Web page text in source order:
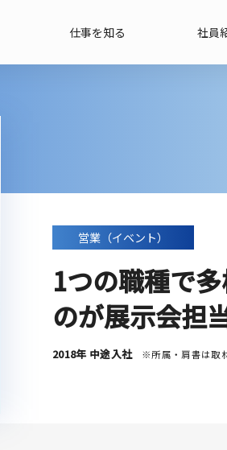
仕事を知る 社員
営業（イベント）
1つの職種で
のが展示会担
2018年 中途入社 ※所属・肩書は取